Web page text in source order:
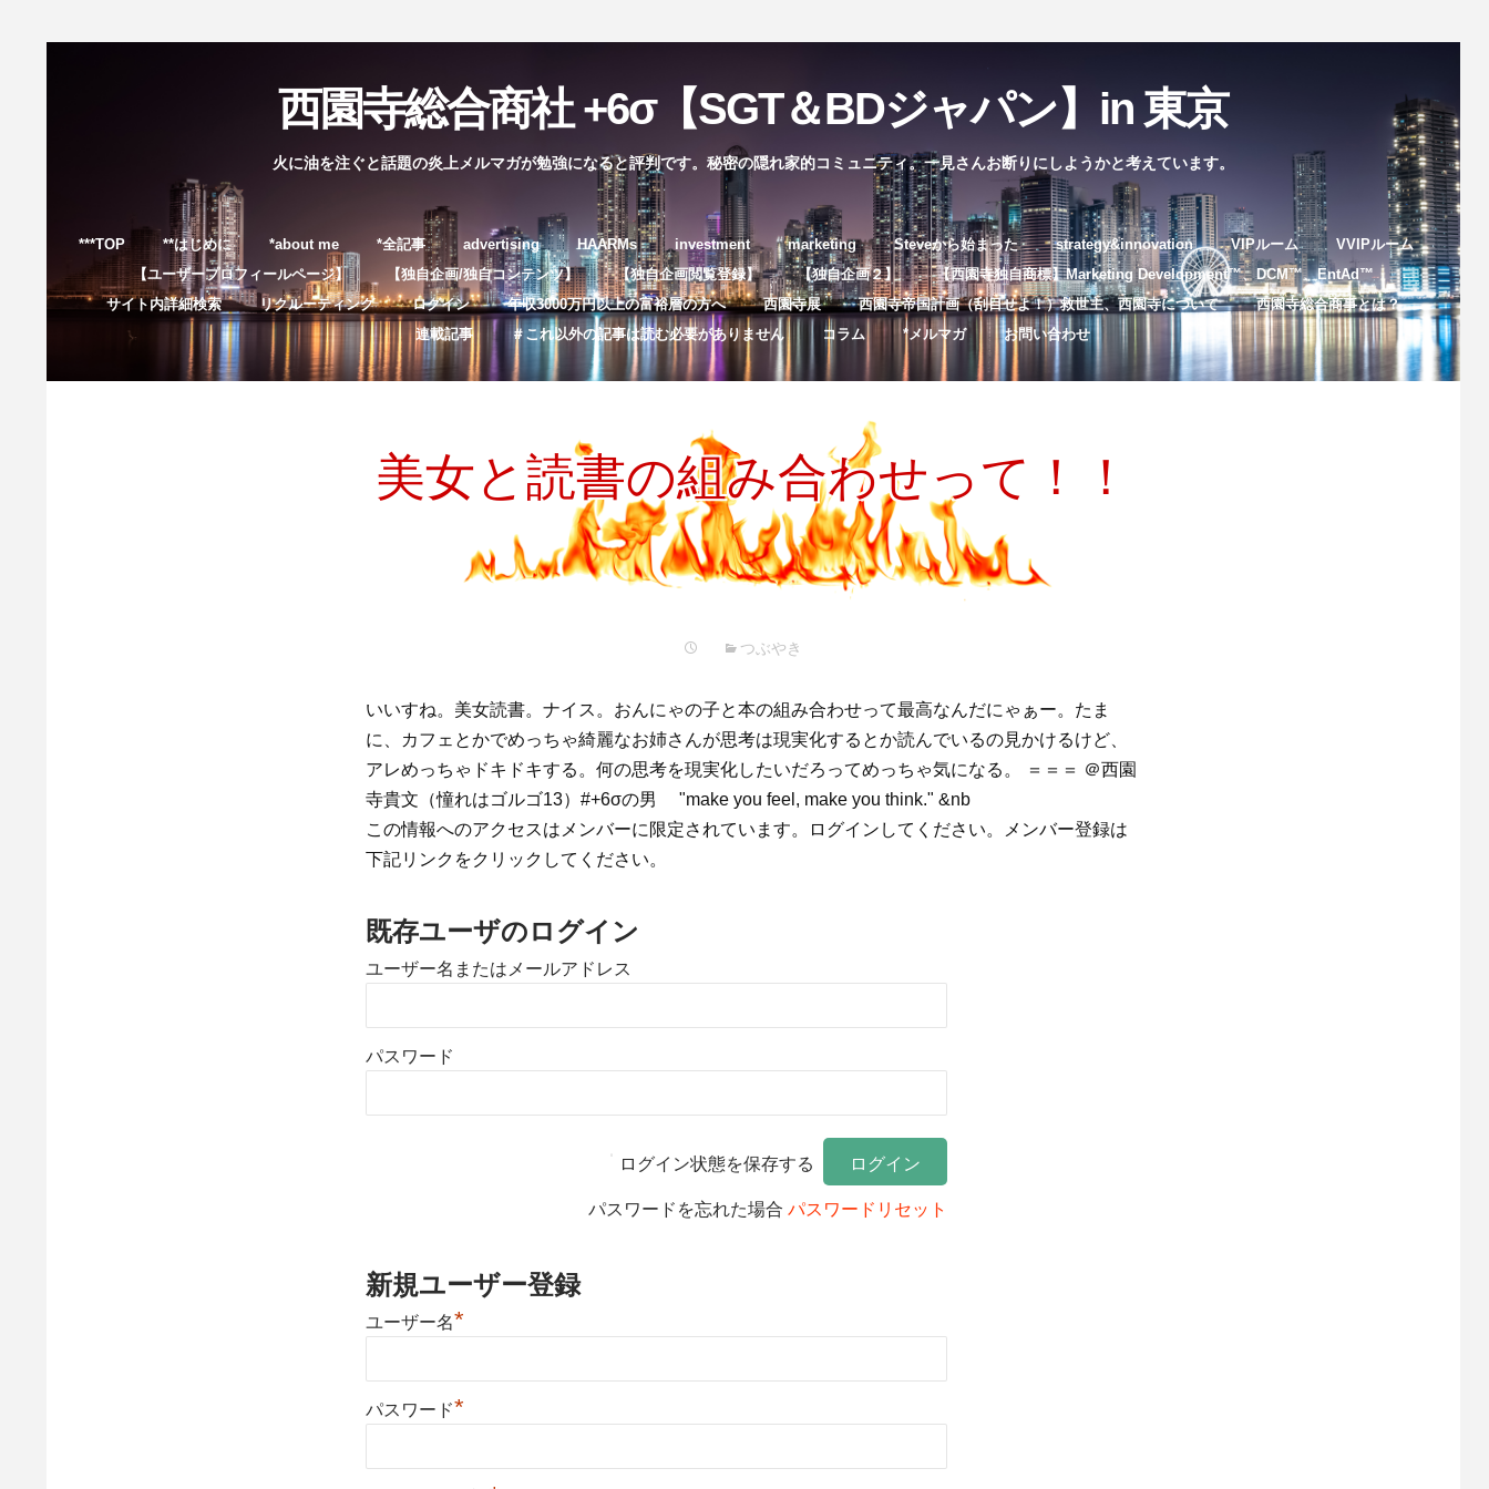
西園寺総合商社 +6σ【SGT＆BDジャパン】in 東京
火に油を注ぐと話題の炎上メルマガが勉強になると評判です。秘密の隠れ家的コミュニティ。一見さんお断りにしようかと考えています。
コ
ン
テ
ン
ッ
***TOP **はじめに *about me *全記事 advertising HAARMs investment marketing Steveから始まった strategy&innovation VIPルーム
VVIPルーム
【ユーザープロフィールページ】
【独自企画/独自コンテンツ】 【独自企画閲覧登録】 【独自企画２】
【西園寺独自商標】Marketing Development™️、DCM™️、EntAd™️
サイト内詳細検索
リクルーティング ログイン 年収3000万円以上の富裕層の方へ 西園寺展 西園寺帝国計画（刮目せよ！）救世主、西園寺について
西園寺総合商事とは？
連載記事
＃これ以外の記事は読む必要がありません コラム *メルマガ お問い合わせ
美女と読書の組み合わせって！！
つぶやき
いいすね。美女読書。ナイス。おんにゃの子と本の組み合わせって最高なんだにゃぁー。たま
に、カフェとかでめっちゃ綺麗なお姉さんが思考は現実化するとか読んでいるの見かけるけど、
アレめっちゃドキドキする。何の思考を現実化したいだろってめっちゃ気になる。 ＝＝＝ ＠西園
寺貴文（憧れはゴルゴ13）#+6σの男 "make you feel, make you think." &nb
この情報へのアクセスはメンバーに限定されています。ログインしてください。メンバー登録は
下記リンクをクリックしてください。
既存ユーザのログイン
ユーザー名またはメールアドレス
パスワード
ログイン状態を保存する
パスワードを忘れた場合 パスワードリセット
新規ユーザー登録
ユーザー名*
パスワード*